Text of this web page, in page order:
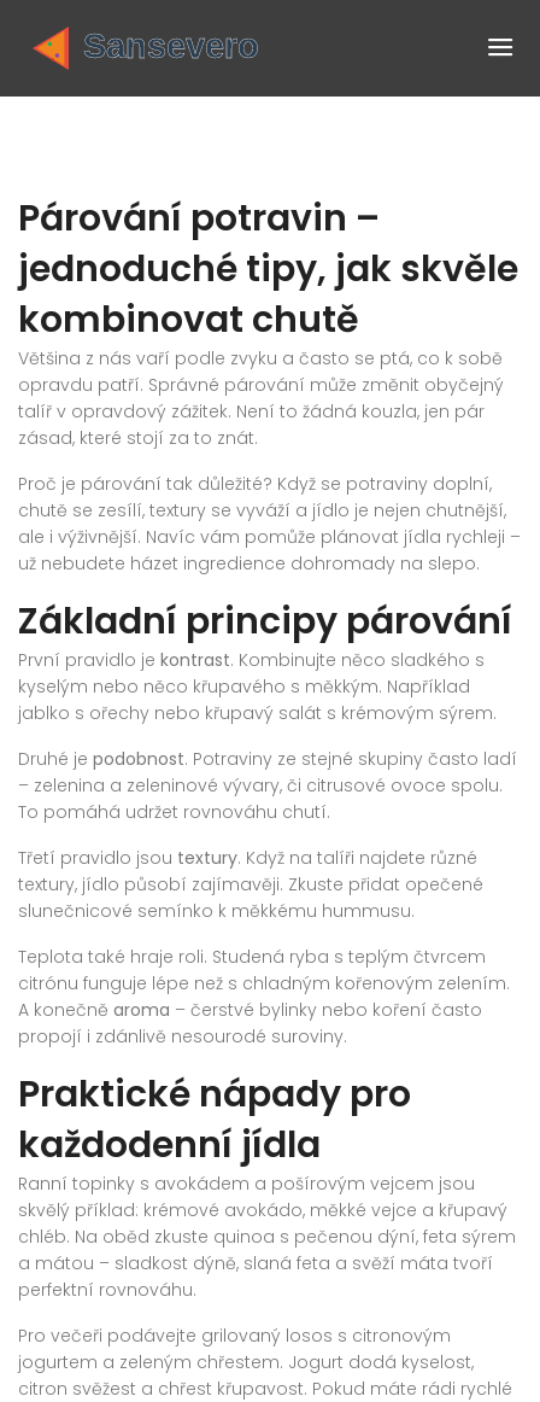
Párování potravin –
jednoduché tipy, jak skvěle
kombinovat chutě
Většina z nás vaří podle zvyku a často se ptá, co k sobě
opravdu patří. Správné párování může změnit obyčejný
talíř v opravdový zážitek. Není to žádná kouzla, jen pár
zásad, které stojí za to znát.
Proč je párování tak důležité? Když se potraviny doplní,
chutě se zesílí, textury se vyváží a jídlo je nejen chutnější,
ale i výživnější. Navíc vám pomůže plánovat jídla rychleji –
už nebudete házet ingredience dohromady na slepo.
Základní principy párování
První pravidlo je kontrast. Kombinujte něco sladkého s
kyselým nebo něco křupavého s měkkým. Například
jablko s ořechy nebo křupavý salát s krémovým sýrem.
Druhé je podobnost. Potraviny ze stejné skupiny často ladí
– zelenina a zeleninové vývary, či citrusové ovoce spolu.
To pomáhá udržet rovnováhu chutí.
Třetí pravidlo jsou textury. Když na talíři najdete různé
textury, jídlo působí zajímavěji. Zkuste přidat opečené
slunečnicové semínko k měkkému hummusu.
Teplota také hraje roli. Studená ryba s teplým čtvrcem
citrónu funguje lépe než s chladným kořenovým zelením.
A konečně aroma – čerstvé bylinky nebo koření často
propojí i zdánlivě nesourodé suroviny.
Praktické nápady pro
každodenní jídla
Ranní topinky s avokádem a pošírovým vejcem jsou
skvělý příklad: krémové avokádo, měkké vejce a křupavý
chléb. Na oběd zkuste quinoa s pečenou dýní, feta sýrem
a mátou – sladkost dýně, slaná feta a svěží máta tvoří
perfektní rovnováhu.
Pro večeři podávejte grilovaný losos s citronovým
jogurtem a zeleným chřestem. Jogurt dodá kyselost,
citron svěžest a chřest křupavost. Pokud máte rádi rychlé